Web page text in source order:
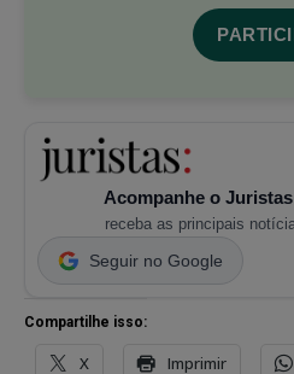
Acompanhe o
receba as principais
Seguir no Google
Compartilhe isso:
X Imprimir